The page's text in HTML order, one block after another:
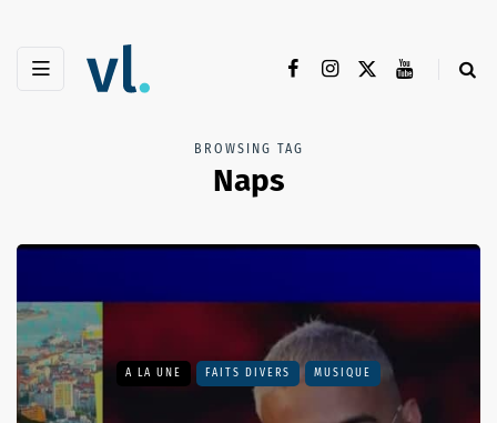
BROWSING TAG
Naps
A LA UNE FAITS DIVERS MUSIQUE